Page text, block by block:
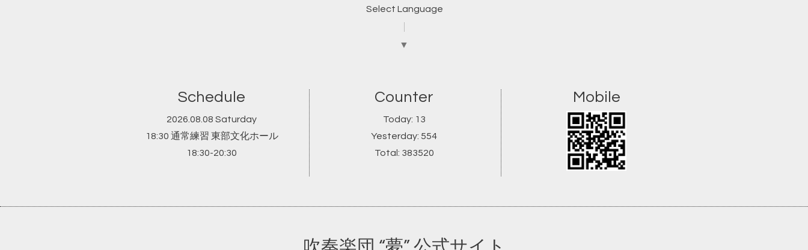
Select Language
▼
Schedule
2026.08.08 Saturday
18:30 通常練習 東部文化ホール
18:30-20:30
Counter
Today: 13
Yesterday:554
Total: 383520
Mobile